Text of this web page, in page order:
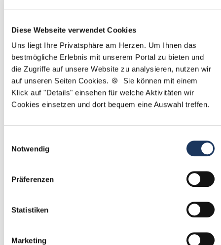
Diese Webseite verwendet Cookies
Uns liegt Ihre Privatsphäre am Herzen. Um Ihnen das
bestmögliche Erlebnis mit unserem Portal zu bieten und
die Zugriffe auf unsere Website zu analysieren, nutzen wir
auf unseren Seiten Cookies. 🍪 Sie können mit einem
Klick auf "Details" einsehen für welche Aktivitäten wir
Cookies einsetzen und dort bequem eine Auswahl treffen.
Notwendig
Präferenzen
Statistiken
Marketing
Stellenanfrage absenden
Sie haben dieses Formular schonmal abgesendet?
müssen Sie das Formular nicht erneut abschicken,
sondern nurhierIhre Angaben für die Stellensuche
anpassen.
Mit*markierte Felder sind Pflichtfelder
1